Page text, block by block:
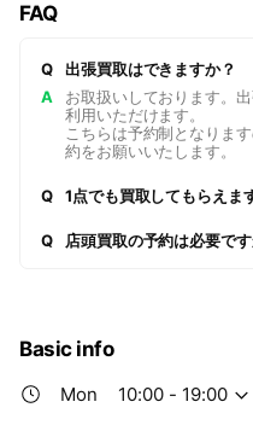
あることが不可欠。
されないと思うのです。
すべてのお客様に、安心し
だくために、フェアマナー
多くの方がはじめて利用す
その全てをハグオールが受
ていきたいと思います。
FAQ
Q
出張買取はできますか？
A
お取扱いしております。
利用いただけます。
こちらは予約制となりま
約をお願いいたします。
Q 1点でも買取してもらえま
Q 店頭買取の予約は必要です
Basic info
Mon
10:00 - 19:00